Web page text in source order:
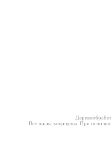
Все права защищены. При